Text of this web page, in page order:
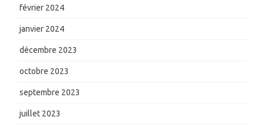
février 2024
janvier 2024
décembre 2023
octobre 2023
septembre 2023
juillet 2023